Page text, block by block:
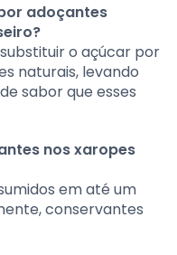
adoçantes
o açúcar por
naturais, levando
sabor que esses
nos xaropes
em até um
conservantes